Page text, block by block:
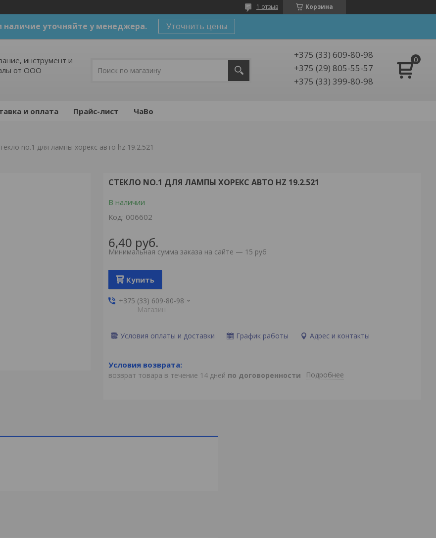
Корзина
1 отзыв
наличие уточняйте у менеджера. Уточнить цены
инструмент и
от ООО
+375 (33) 609-80-98
+375 (29) 805-55-57
+375 (33) 399-80-98
и оплата Прайс-лист ЧаВо
no.1 для лампы хорекс авто hz 19.2.521
СТЕКЛО NO.1 ДЛЯ ЛАМПЫ ХОРЕКС АВТО HZ 19.2.521
В наличии
Код: 006602
6,40 руб.
Минимальная сумма заказа на сайте — 15 руб
Купить
+375 (33) 609-80-98
Магазин
Условия оплаты и доставки График работы Адрес и контакты
возврат товара в течение 14 дней по договоренности Подробнее